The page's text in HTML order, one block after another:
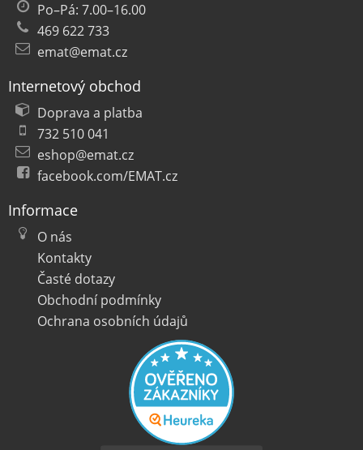
Po–Pá: 7.00–16.00
469 622 733
emat@emat.cz
Internetový obchod
Doprava a platba
732 510 041
eshop@emat.cz
facebook.com/EMAT.cz
Informace
O nás
Kontakty
Časté dotazy
Obchodní podmínky
Ochrana osobních údajů